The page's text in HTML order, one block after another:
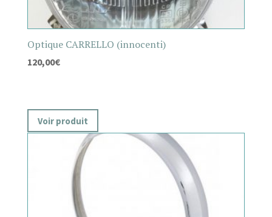
Optique CARRELLO (innocenti)
120,00€
Voir produit